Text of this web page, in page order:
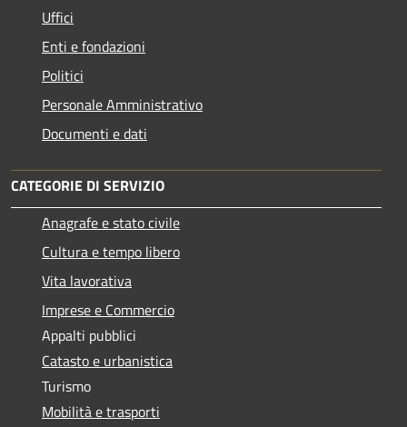
Uffici
Enti e fondazioni
Politici
Personale Amministrativo
Documenti e dati
CATEGORIE DI SERVIZIO
Anagrafe e stato civile
Cultura e tempo libero
Vita lavorativa
Imprese e Commercio
Appalti pubblici
Catasto e urbanistica
Turismo
Mobilità e trasporti